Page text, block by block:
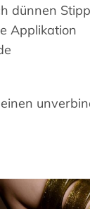
dünnen Stipp
Applikation